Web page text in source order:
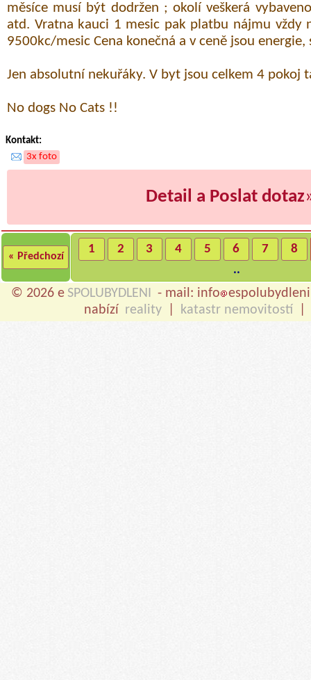
měsíce musí být dodržen ; okolí veškerá
atd. Vratna kauci 1 mesic pak platbu nájmu vždy
9500kc/mesic Cena konečná a v ceně jsou
Jen absolutní nekuřáky. V byt jsou celkem 4 pokoj
No dogs No Cats !!
Kontakt:
3x foto
Detail a Poslat dotaz
« Předchozí
1 2 3 4 5 6 7
8
..
© 2026 e SPOLUBYDLENI - mail: info
nabízí reality katastr nemovitostí